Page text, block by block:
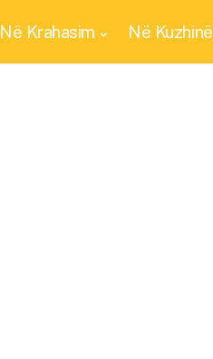
Në Krahasim Në Kuzhinë